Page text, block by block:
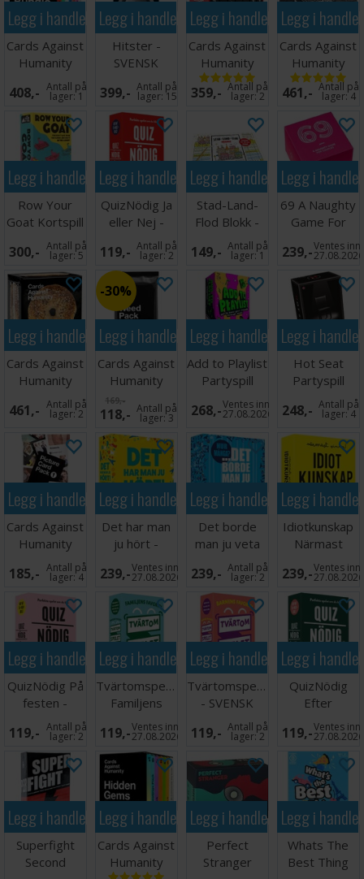
Legg i handlekurven
Cards Against
Humanity
Nasty Bundle
Exp
408,- Antall på
lager:1
Legg i handlekurven
Hitster -
SVENSK
399,- Antall på
lager: 15
Legg i handlekurven
Cards Against
Humanity
Nerd Bundle
Exp
359,- Antall på
lager:2
Legg i
Cards Against
Humanity
Absurd Box
Exp
461,- Antall på
lager:4
Legg i handlekurven
Row Your
Goat Kortspill
300,- Antall på
lager:5
Legg i handlekurven
QuizNödig Ja
eller Nej -
SVENSK
119,- Antall på
lager:2
Legg i handlekurven
Stad-Land-
Flod Blokk -
SVENSK
149,- Antall på
lager:1
Legg i
69 A Naughty
Game For
Couples
Brettspill
239,-Ventes inn
27.08.2026
Legg i handlekurven
Cards Against
Humanity
Everything
Box
461,- Antall på
lager:2
Legg i handlekurven
30%
Cards Against
Humanity
Weed Pack
169,-
118,- Antall på
lager:3
Legg i handlekurven
Add to Playlist
Partyspill
268,-Ventes inn
27.08.2026
Legg i
Hot Seat
Partyspill
248,- Antall på
lager:4
Legg i handlekurven
Cards Against
Humanity
Picture Pack 1
185,- Antall på
lager:4
Legg i handlekurven
Det har man
ju hört -
SVENSK
239,-Ventes inn
27.08.2026
Legg i handlekurven
Det borde
man ju veta
Hur många -
SVENSK
239,- Antall på
lager:2
Legg i
Idiotkunskap
Närmast
vinner -
SVENSK
239,-Ventes inn
27.08.2026
Legg i handlekurven
QuizNödig På
festen -
SVENSK
119,- Antall på
lager:2
Legg i handlekurven
Tvärtomspelet
Familjens
favorit -
SVENSK
119,-Ventes inn
27.08.2026
Legg i handlekurven
Tvärtomspelet
- SVENSK
119,- Antall på
lager:2
Legg i
QuizNödig
Efter
middagen -
SVENSK
119,-Ventes inn
27.08.2026
Legg i handlekurven
Superfight
Second
Legg i handlekurven
Cards Against
Humanity
Legg i handlekurven
Perfect
Stranger
Legg i
Whats The
Best Thing